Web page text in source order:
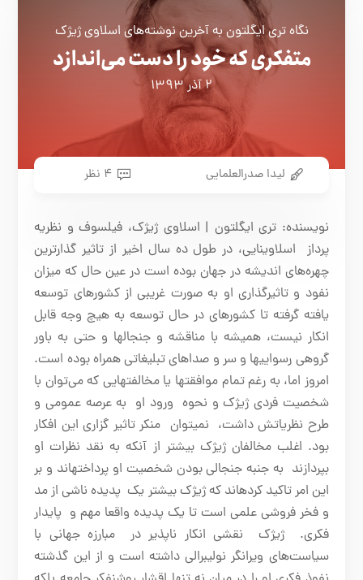
نگاه تری ایگلتون به آخرین نوشته­‌های اسلاوی ژیژک
متفکری که خود را دست می­‌اندازد
۲ آذر ۱۳۹۳
لیدا صدرالعلمایی ۴ نظر
نویسنده: تری ایگلتون | اسلاوی ژیژک، فیلسوف و نظریه
پرداز اسلاوینایی، در طول ده سال اخیر از تاثیر گذارترین
چهره‌های اندیشه در جهان بوده است در عین حال که میزان
نفود و تاثیرگذاری او به صورت غریبی از کشورهای توسعه
یافته گرفته تا کشورهای در حال توسعه به هیچ وجه قابل
انکار نیست، همیشه با مناقشه و جنجالها و حتی به باور
گروهی رسواییها و سر و صداهای تبلیغاتی همراه بوده است.
امروز اما، به رغم تمام موافقتها یا مخالفتهایی که می‌توان با
شخصیت فردی ژیژک و نحوه ورود او به عرصه عمومی و
طرح نظریاتش داشت، نمیتوان منکر تاثیر گزاری این افکار
بود. اغلب مخالفان ژیژک بیشتر از آنکه به نقد نظرات او
بپردازند به جنبه جنجالی بودن شخصیت او پرداختهاند و بر
این امر تاکید کردهاند که ژیژک بیشتر یک پدیده ناشی از مد
و فخر فروشی علمی است تا یک پدیده واقعا مهم و پایدار
فکری.ژیژک نقشی انکار ناپذیر در مبارزه جهانی با
سیاست‌های ویرانگر نولیبرالی داشته است و از این گذشته